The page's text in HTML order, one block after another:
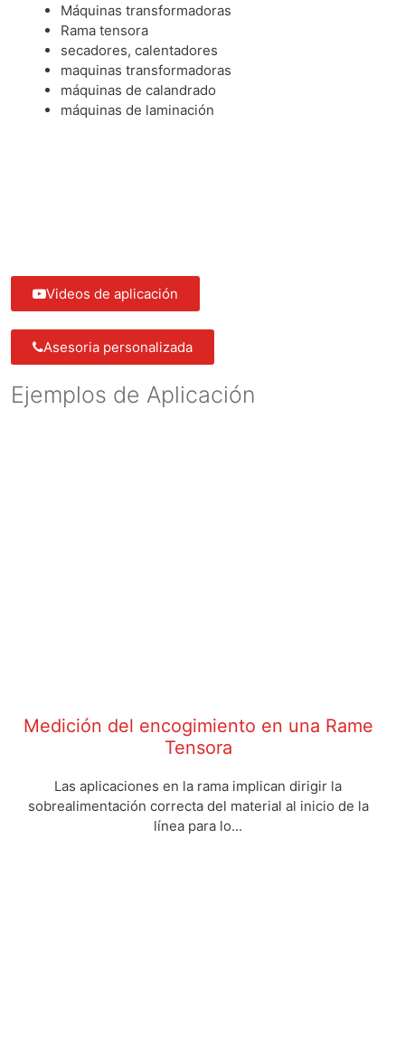
Máquinas transformadoras
Rama tensora
secadores, calentadores
maquinas transformadoras
máquinas de calandrado
máquinas de laminación
Videos de aplicación
Asesoria personalizada
Ejemplos de Aplicación
Medición del encogimiento en una Rame
Tensora
Las aplicaciones en la rama implican dirigir la
sobrealimentación correcta del material al inicio de la
línea para lo...